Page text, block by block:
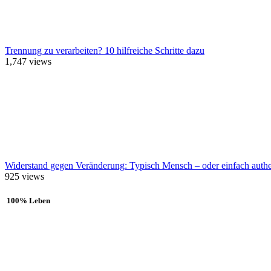
Trennung zu verarbeiten? 10 hilfreiche Schritte dazu
1,747 views
Widerstand gegen Veränderung: Typisch Mensch – oder einfach
925 views
100% Leben